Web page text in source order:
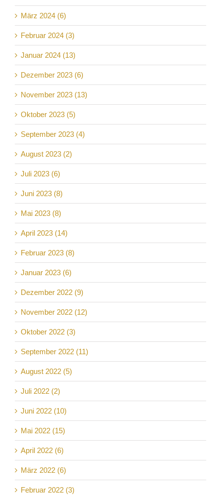
März 2024 (6)
Februar 2024 (3)
Januar 2024 (13)
Dezember 2023 (6)
November 2023 (13)
Oktober 2023 (5)
September 2023 (4)
August 2023 (2)
Juli 2023 (6)
Juni 2023 (8)
Mai 2023 (8)
April 2023 (14)
Februar 2023 (8)
Januar 2023 (6)
Dezember 2022 (9)
November 2022 (12)
Oktober 2022 (3)
September 2022 (11)
August 2022 (5)
Juli 2022 (2)
Juni 2022 (10)
Mai 2022 (15)
April 2022 (6)
März 2022 (6)
Februar 2022 (3)